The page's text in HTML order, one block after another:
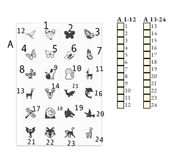
A 1-12
1
2
3
4
5
6
7
8
9
10
11
12
A 13-24
13
14
15
16
17
18
19
20
21
22
23
24